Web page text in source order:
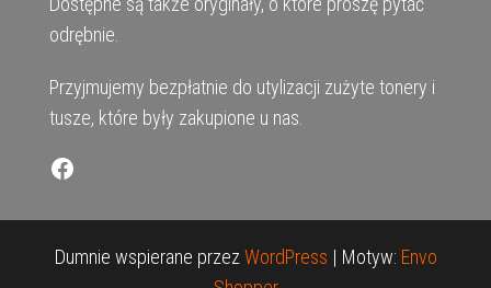
odrębnie.
Przyjmujemy bezpłatnie do utylizacji zużyte tonery i
tusze, które były zakupione u nas.
Facebook
Dumnie wspierane przez WordPress | Motyw: Envo